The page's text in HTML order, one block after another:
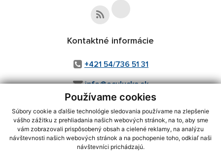
Používame cookies
Súbory cookie a ďalšie technológie sledovania používame na zlepšenie
vášho zážitku z prehliadania našich webových stránok, na to, aby sme
vám zobrazovali prispôsobený obsah a cielené reklamy, na analýzu
návštevnosti našich webových stránok a na pochopenie toho, odkiaľ naši
návštevníci prichádzajú.
Kontaktné informácie
+421 54/736 51 31
info@oculucka.sk
využite možnosť získavania aktuálnych informácií s využitím RSS
CMS systém (redakčný) systém ECHELON 2,Mapa stránok,web portál
webex.digital, s.r.o.,domény,registrácia domény